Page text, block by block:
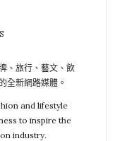
、旅行、藝文、飲
全新網路媒體。
and lifestyle
to inspire the
industry.